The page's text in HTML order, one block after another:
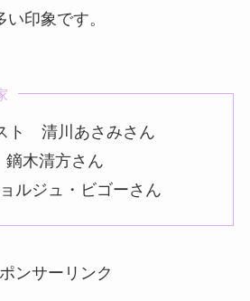
印象です。
ト 清川あさみさん
木清方さん
ジュ・ビゴーさん
ンサーリンク